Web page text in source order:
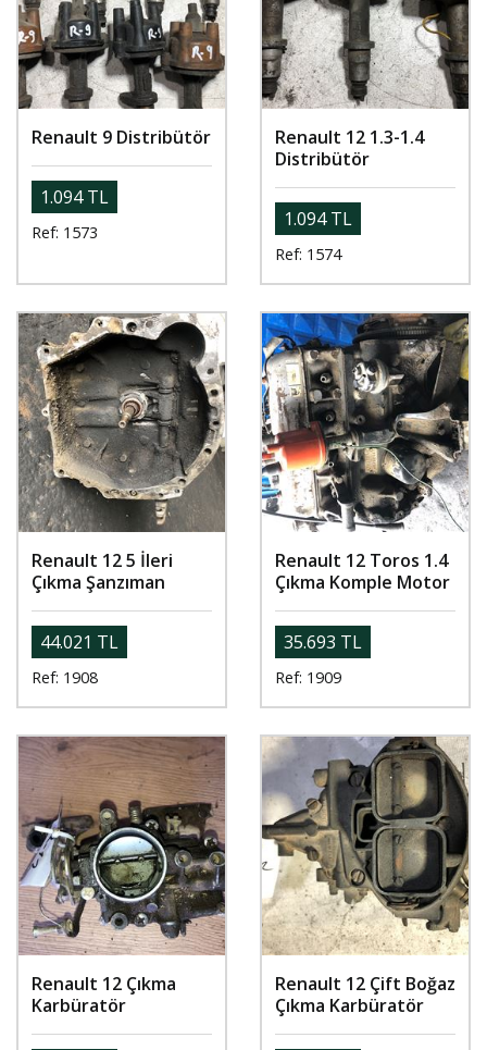
Renault 9 Distribütör
1.094 TL
Ref: 1573
Renault 12 1.3-1.4
Distribütör
1.094 TL
Ref: 1574
Renault 12 5 İleri
Çıkma Şanzıman
44.021 TL
Ref: 1908
Renault 12 Toros 1.4
Çıkma Komple Motor
35.693 TL
Ref: 1909
Renault 12 Çıkma
Karbüratör
Renault 12 Çift Boğaz
Çıkma Karbüratör